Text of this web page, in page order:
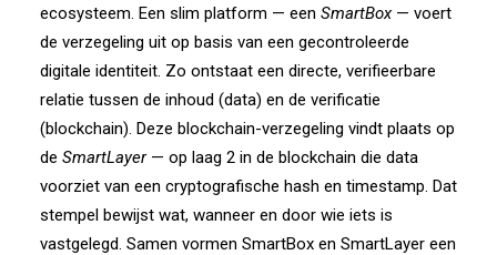
ecosysteem. Een slim platform — een SmartBox— voert
de verzegeling uit op basis van een gecontroleerde
digitale identiteit. Zo ontstaat een directe, verifieerbare
relatie tussen de inhoud (data) en de verificatie
(blockchain). Deze blockchain-verzegeling vindt plaats op
de SmartLayer— op laag 2 in de blockchain die data
voorziet van een cryptografische hash en timestamp. Dat
stempel bewijst wat, wanneer en door wie iets is
vastgelegd. Samen vormen SmartBox en SmartLayer een